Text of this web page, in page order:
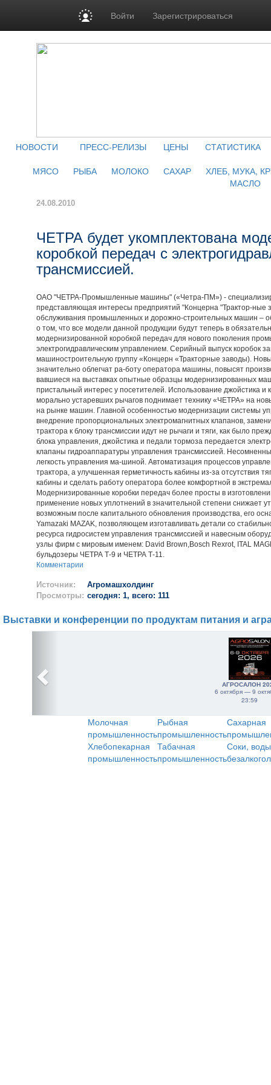
Войти Зарегистрироваться
НОВОСТИ ПРЕСС-РЕЛИЗЫ ЦЕНЫ
СТАТИСТИКА
МЯСО
РЫБА МОЛОКО САХАР
ХЛЕБ, МУКА,
МАСЛО
24.08.2010
ЧЕТРА будет укомплектована
коробкой передач с
трансмиссией.
ОАО "ЧЕТРА-Промышленные машины" («Четра-ПМ») -
представляющая интересы предприятий "Концерна "Трактор-ные
обслуживания промышленных и дорожно-строительных машин –
о том, что все модели данной продукции будут теперь в
модернизированной коробкой передач для нового поколения
электрогидравлическим управлением. Серийный выпуск коробок
машиностроительную группу «Концерн «Тракторные заводы).
значительно облегчат ра-боту оператора машины, повысят
вавшиеся на выставках опытные образцы модернизированных
пристальный интерес у посетителей. Использование джойстика и
морально устаревших рычагов поднимает технику «ЧЕТРА» на
на рынке машин. Главной особенностью модернизации системы
внедрение пропорциональных электромагнитных клапанов,
трактора к блоку трансмиссии идут не рычаги и тяги, как было
блока управления, джойстика и педали тормоза передается
клапаны гидроаппаратуры управления трансмиссией.
легкость управления ма-шиной. Автоматизация процессов
трактора, а улучшенная герметичность кабины из-за отсутствия
кабины и сделать работу оператора более комфортной в
Модернизированные коробки передач более просты в
применение новых уплотнений в значительной степени снижает
возможным после капитального обновления производства, его
Yamazaki MAZAK, позволяющем изготавливать детали со
ресурса гидросистем управления трансмиссией и навесным
узлы фирм с мировым именем: David Brown,Bosch Rexrot, ITAL
бульдозеры ЧЕТРА Т-9 и ЧЕТРА Т-11.
Комментарии
Источник:
Агромашхолдинг
Просмотры: сегодня: 1, всего: 111
Выставки и конференции по продуктам питания и
АГРОСАЛОН
6 октября — 9
23:59
Молочная
промышленность
Рыбная
промышленность
Сахарная
Хлебопекарная
промышленность
Табачная
промышленность
Соки,